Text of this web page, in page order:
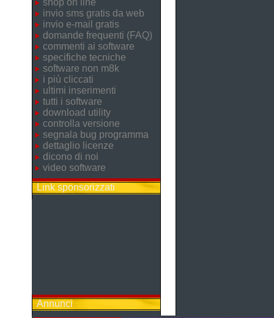
shop on line
invio sms gratis da web
invio e-mail gratis
domande frequenti (FAQ)
commenti ai software
specifiche tecniche
software non m8k
i più cliccati
ultimi inserimenti
tutti i software
download utility
controlla versione
segnala bug programma
dettaglio licenze
dicono di noi
video software
Link sponsorizzati
Annunci